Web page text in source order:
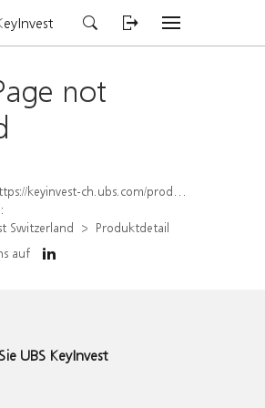
not
keyinvest-ch.ubs.com/produkt/detail/index/isin/CH1570362181
Switzerland
Produktdetail
auf
UBS KeyInvest